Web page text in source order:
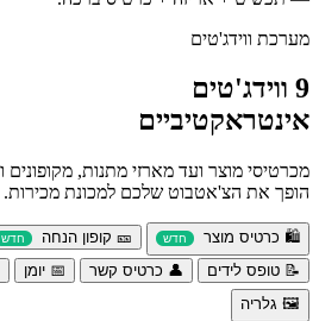
מערכת ווידג'טים
9 ווידג'טים
אינטראקטיביים
הופך את הצ'אטבוט שלכם למכונת מכירות.
🛍️ כרטיס מוצר חדש 🎫 קופון הנחה חדש
📝 טופס לידים 👤 כרטיס קשר 📅 יומן
🖼️ גלריה